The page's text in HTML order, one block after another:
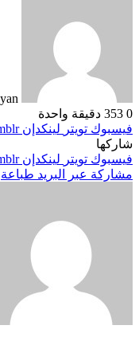
0
دقيقة واحدة
فيسبوك تويتر لينكدإن
شاركها
فيسبوك تويتر لينكدإن
مشاركة عبر البريد طباعة